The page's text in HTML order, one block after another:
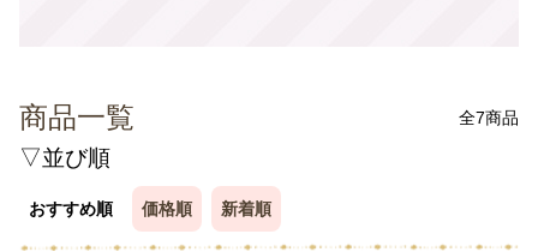
商品一覧 全7商品
▽並び順
おすすめ順 価格順 新着順